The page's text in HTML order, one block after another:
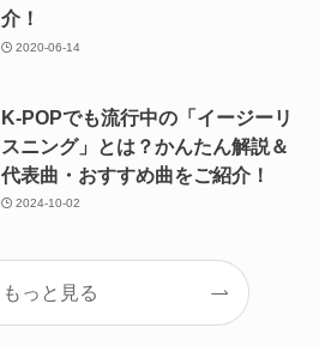
介！
2020-06-14
K-POPでも流行中の「イージーリ
スニング」とは？かんたん解説＆
代表曲・おすすめ曲をご紹介！
2024-10-02
もっと見る